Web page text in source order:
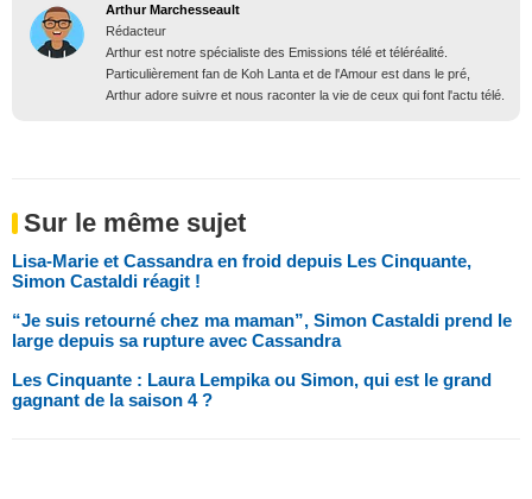
Arthur Marchesseault
Rédacteur
Arthur est notre spécialiste des Emissions télé et téléréalité.
Particulièrement fan de Koh Lanta et de l'Amour est dans le pré,
Arthur adore suivre et nous raconter la vie de ceux qui font l'actu télé.
Sur le même sujet
Lisa-Marie et Cassandra en froid depuis Les Cinquante,
Simon Castaldi réagit !
“Je suis retourné chez ma maman”, Simon Castaldi prend le
large depuis sa rupture avec Cassandra
Les Cinquante : Laura Lempika ou Simon, qui est le grand
gagnant de la saison 4 ?